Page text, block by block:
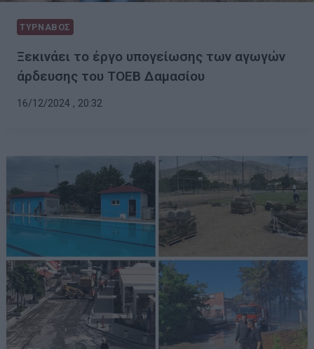
ΤΥΡΝΑΒΟΣ
Ξεκινάει το έργο υπογείωσης των αγωγών
άρδευσης του ΤΟΕΒ Δαμασίου
16/12/2024 , 20:32